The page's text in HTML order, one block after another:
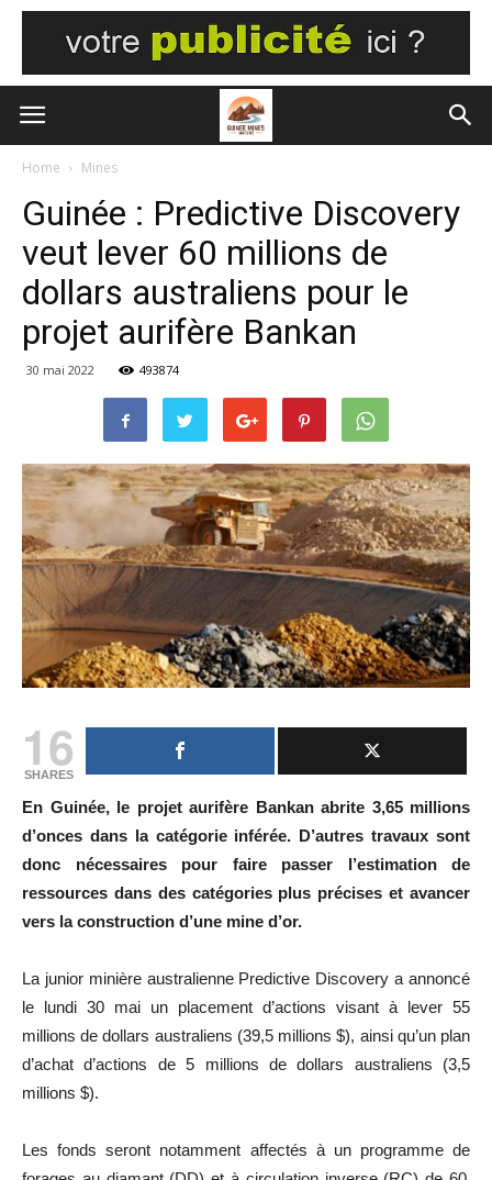
Home Mines
Guinée : Predictive Discovery
veut lever 60 millions de
dollars australiens pour le
projet aurifère Bankan
30 mai 2022 493874
16
SHARES
En Guinée, le projet aurifère Bankan abrite 3,65 millions
d’onces dans la catégorie inférée. D’autres travaux sont
donc nécessaires pour faire passer l’estimation de
ressources dans des catégories plus précises et avancer
vers la construction d’une mine d’or.
La junior minière australienne Predictive Discovery a annoncé
le lundi 30 mai un placement d’actions visant à lever 55
millions de dollars australiens (39,5 millions $), ainsi qu’un plan
d’achat d’actions de 5 millions de dollars australiens (3,5
millions $).
Les fonds seront notamment affectés à un programme de